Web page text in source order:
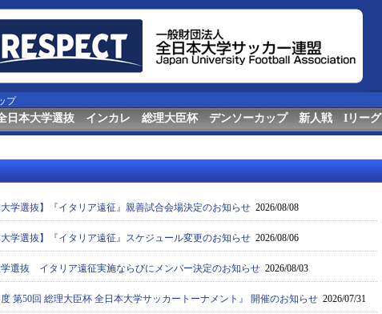
プ
日本大学選抜 インカレ 総理大臣杯 デンソーカップ 新人戦 Iリーグ
大学選抜】『イタリア遠征』親善試合会場決定のお知らせ 2026/08/08
大学選抜】『イタリア遠征』スケジュール変更のお知らせ 2026/08/06
選抜 イタリア遠征実施ならびにメンバー決定のお知らせ 2026/08/03
度 第50回 総理大臣杯 全日本大学サッカートーナメント』 開催のお知らせ 2026/07/31